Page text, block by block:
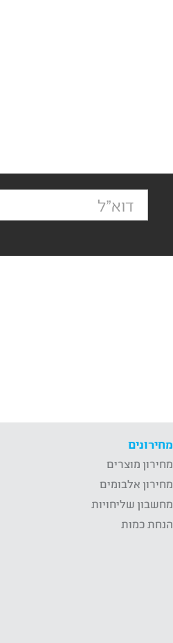
מחירונים
מחירון מוצרים
מחירון אלבומים
מחשבון שליחויות
הנחת כמות